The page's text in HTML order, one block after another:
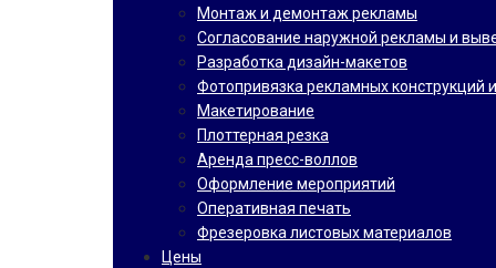
Монтаж и демонтаж рекламы
Согласование наружной рекламы и
Разработка дизайн-макетов
Фотопривязка рекламных конструкций
Макетирование
Плоттерная резка
Аренда пресс-воллов
Оформление мероприятий
Оперативная печать
Фрезеровка листовых материалов
Цены